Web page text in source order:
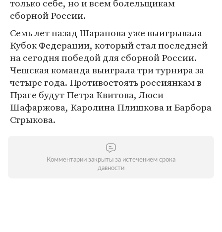
только себе, но и всем болельщикам
сборной России.
Семь лет назад Шарапова уже выигрывала
Кубок Федерации, который стал последней
на сегодня победой для сборной России.
Чешская команда выиграла три турнира за
четыре года. Противостоять россиянкам в
Праге будут Петра Квитова, Люси
Шафаржова, Каролина Плишкова и Барбора
Стрыкова.
Комментарии закрыты за истечением срока
давности